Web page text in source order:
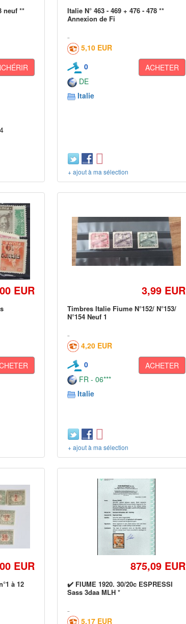
neuf **
Italie N° 463 - 469 + 476 - 478 **
Annexion de Fi
5,10 EUR
0
ACHETER
DE
Italie
+ ajout à ma sélection
EUR 3,99 EUR
Timbres Italie Fiume N°152/ N°153/
N°154 Neuf 1
4,20 EUR
0
ACHETER
FR - 06***
Italie
+ ajout à ma sélection
EUR
à 12
875,09 EUR
✔️ FIUME 1920. 30/20c ESPRESSI
Sass 3daa MLH *
5,17 EUR